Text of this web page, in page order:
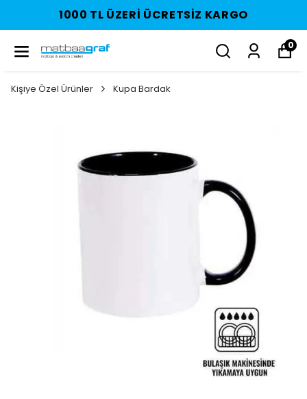
1000 TL ÜZERI ÜCRETSIZ KARGO
0
Kişiye Özel Ürünler Kupa Bardak